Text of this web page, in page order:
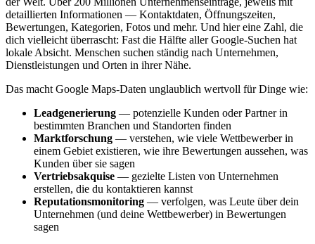
detaillierten Informationen — Kontaktdaten, Öffnungszeiten,
Bewertungen, Kategorien, Fotos und mehr. Und hier eine Zahl, die
dich vielleicht überrascht: Fast die Hälfte aller Google-Suchen hat
lokale Absicht. Menschen suchen ständig nach Unternehmen,
Dienstleistungen und Orten in ihrer Nähe.
Das macht Google Maps-Daten unglaublich wertvoll für Dinge wie:
Leadgenerierung — potenzielle Kunden oder Partner in
bestimmten Branchen und Standorten finden
Marktforschung — verstehen, wie viele Wettbewerber in
einem Gebiet existieren, wie ihre Bewertungen aussehen, was
Kunden über sie sagen
Vertriebsakquise — gezielte Listen von Unternehmen
erstellen, die du kontaktieren kannst
Reputationsmonitoring — verfolgen, was Leute über dein
Unternehmen (und deine Wettbewerber) in Bewertungen
sagen